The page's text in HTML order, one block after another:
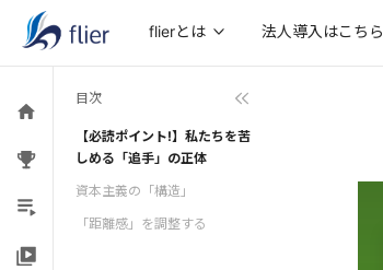
flierとは 法人導入はこちら
目次
【必読ポイント!】私たちを苦
しめる「追手」の正体
資本主義の「構造」
「距離感」を調整する